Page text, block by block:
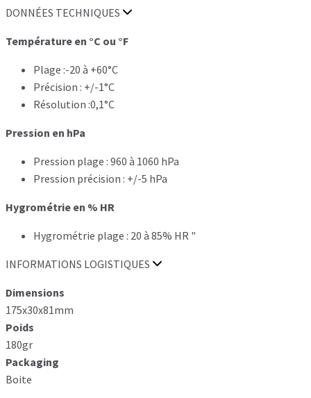
DONNÉES TECHNIQUES
Température en °C ou °F
Plage :-20 à +60°C
Précision : +/-1°C
Résolution :0,1°C
Pression en hPa
Pression plage : 960 à 1060 hPa
Pression précision : +/-5 hPa
Hygrométrie en % HR
Hygrométrie plage : 20 à 85% HR "
INFORMATIONS LOGISTIQUES
Dimensions
175x30x81mm
Poids
180gr
Packaging
Boite